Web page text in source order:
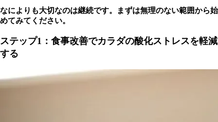
なによりも大切なのは継続です。まずは無理のない範囲から始
めてみてください。
ステップ1：食事改善でカラダの酸化ストレスを軽減
する